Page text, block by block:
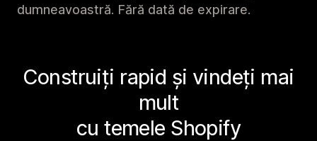
dumneavoastră. Fără dată de expirare.
Construiți rapid și vindeți mai
mult
cu temele Shopify